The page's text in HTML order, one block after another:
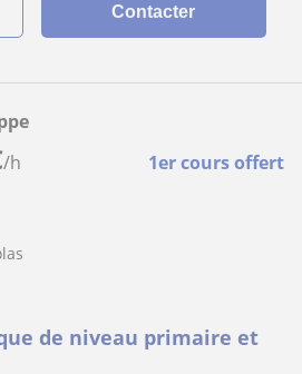
Contacter
/h 1er cours offert
de niveau primaire et